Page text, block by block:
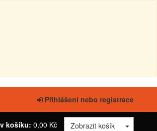
Přihlášení nebo registrace
košíku: 0,00 Kč Zobrazit košík